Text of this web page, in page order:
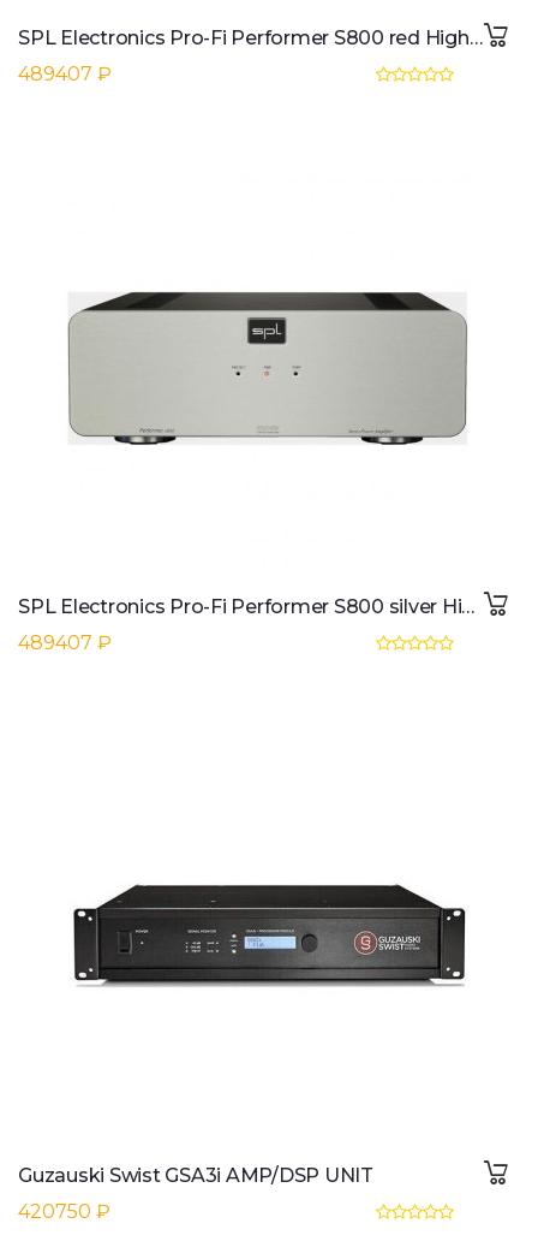
SPL Electronics Pro-Fi Performer S800 red High-End Stereo Endstufe
489407 ₽
SPL Electronics Pro-Fi Performer S800 silver High-End Stereo Endstufe
489407 ₽
Guzauski Swist GSA3i AMP/DSP UNIT
420750 ₽